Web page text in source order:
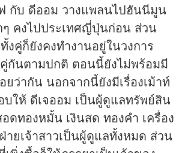
กับ ดีออม วางแพลนไปฮันนีมูน
คงไปประเทศญี่ปุ่นก่อน ส่วน
คู่ก็ยังคงทำงานอยู่ในวงการ
กันตามปกติ ตอนนี้ยังไม่พร้อมมี
ยว่ากัน นอกจากนี้ยังมีเรื่องเม้าท์
ให้ ดีเจออม เป็นผู้ดูแลทรัพย์สิน
ดทองหมั้น เงินสด ทองคำ เครื่อง
ายเจ้าสาวเป็นผู้ดูแลทั้งหมด ส่วน